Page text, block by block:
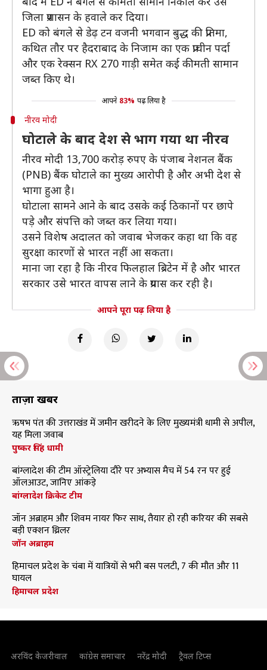
जिला प्रशासन के हवाले कर दिया।
ED को बंगले से डेढ़ टन वजनी भगवान बुद्ध की प्रतिमा,
कथित तौर पर हैदराबाद के निजाम का एक प्राचीन पर्दा
और एक रेक्सन RX 270 गाड़ी समेत कई कीमती सामान
जब्त किए थे।
आपने 83% पढ़ लिया है
नीरव मोदी
घोटाले के बाद देश से भाग गया था नीरव
नीरव मोदी 13,700 करोड़ रुपए के पंजाब नेशनल बैंक
(PNB) बैंक घोटाले का मुख्य आरोपी है और अभी देश से
भागा हुआ है।
घोटाला सामने आने के बाद उसके कई ठिकानों पर छापे
पड़े और संपत्ति को जब्त कर लिया गया।
उसने विशेष अदालत को जवाब भेजकर कहा था कि वह
सुरक्षा कारणों से भारत नहीं आ सकता।
माना जा रहा है कि नीरव फिलहाल ब्र‍िटेन में है और भारत
सरकार उसे भारत वापस लाने के प्रयास कर रही है।
आपने पूरा पढ़ लिया है
ताज़ा खबरें
ऋषभ पंत की उत्तराखंड में जमीन खरीदने के लिए मुख्यमंत्री धामी से अपील,
यह मिला जवाब
पुष्कर सिंह धामी
बांग्लादेश की टीम ऑस्ट्रेलिया दौरे पर अभ्यास मैच में 54 रन पर हुई
ऑलआउट, जानिए आंकड़े
बांग्लादेश क्रिकेट टीम
जॉन अब्राहम और शिवम नायर फिर साथ, तैयार हो रही करियर की सबसे
बड़ी एक्शन थ्रिलर
जॉन अब्राहम
हिमाचल प्रदेश के चंबा में यात्रियों से भरी बस पलटी, 7 की मौत और 11
घायल
हिमाचल प्रदेश
अरविंद केजरीवाल कांग्रेस समाचार नरेंद्र मोदी ट्रैवल टिप्स